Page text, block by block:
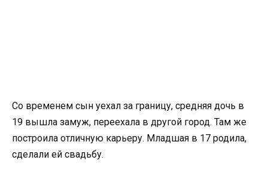
Со временем сын уехал за границу, средняя дочь в
19 вышла замуж, переехала в другой город. Там же
построила отличную карьеру. Младшая в 17 родила,
сделали ей свадьбу.